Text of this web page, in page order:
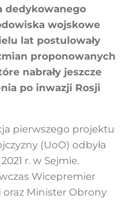
dedykowanego
wojskowe
lat postulowały
proponowanych
nabrały jeszcze
po inwazji Rosji
pierwszego projektu
(UoO) odbyła
r. w Sejmie.
Wicepremier
oraz Minister Obrony